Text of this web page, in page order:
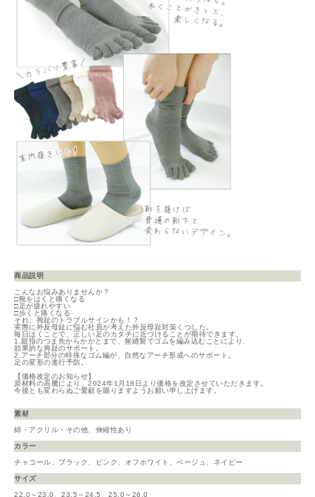
商品説明
こんなお悩みありませんか？
□靴をはくと痛くなる
□足が疲れやすい
□歩くと痛くなる
それ、拇趾のトラブルサインかも！？
実際に外反母趾に悩む社員が考えた外反母趾対策くつした。
毎日はくことで、正しい足のカタチに近づけることが期待できます。
1.親指のつま先からかかとまで、無縫製でゴムを編み込むことにより、
効果的な拇趾のサポート。
2.アーチ部分の特殊なゴム編が、自然なアーチ形成へのサポート。
足の変形の進行予防。
【価格改定のお知らせ】
原材料の高騰により、2024年1月18日より価格を改定させていただきます。
今後とも変わらぬご愛顧を賜りますようお願い申し上げます。
素材
綿・アクリル・その他、伸縮性あり
カラー
チャコール、ブラック、ピンク、オフホワイト、ベージュ、ネイビー
サイズ
22.0～23.0、23.5～24.5、25.0～26.0